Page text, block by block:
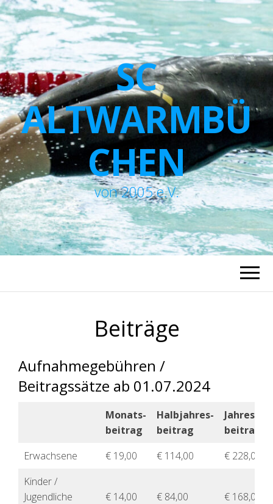
SC
ALTWARMBÜ
CHEN
von 2005 e.V.
Beiträge
Aufnahmegebühren /
Beitragssätze ab 01.07.2024
Monats-
beitrag
Halbjahres-
beitrag
Jahres-
beitrag
Erwachsene
€ 19,00 € 114,00 € 228,00
Kinder /
Jugendliche
€ 14,00 € 84,00 € 168,00